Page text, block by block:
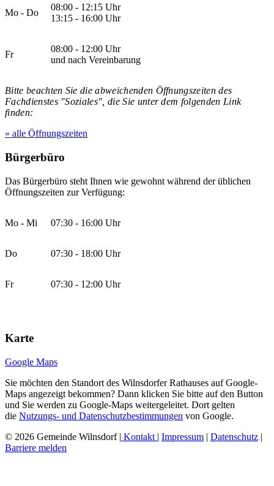
Mo - Do
08:00 - 12:15 Uhr
13:15 - 16:00 Uhr
Fr
08:00 - 12:00 Uhr
und nach Vereinbarung
Bitte beachten Sie die abweichenden Öffnungszeiten des
Fachdienstes "Soziales", die Sie unter dem folgenden Link
finden:
» alle Öffnungszeiten
Bürgerbüro
Das Bürgerbüro steht Ihnen wie gewohnt während der üblichen
Öffnungszeiten zur Verfügung:
Mo - Mi 07:30 - 16:00 Uhr
Do 07:30 - 18:00 Uhr
Fr 07:30 - 12:00 Uhr
Karte
Google Maps
Sie möchten den Standort des Wilnsdorfer Rathauses auf Google-
Maps angezeigt bekommen? Dann klicken Sie bitte auf den Button
und Sie werden zu Google-Maps weitergeleitet. Dort gelten
die Nutzungs- und Datenschutzbestimmungen von Google.
© 2026 Gemeinde Wilnsdorf | Kontakt | Impressum | Datenschutz |
Barriere melden